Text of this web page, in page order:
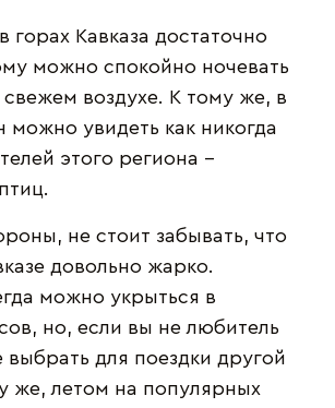
горах Кавказа достаточно
можно спокойно ночевать
свежем воздухе. К тому же, в
можно увидеть как никогда
этого региона –
не стоит забывать, что
довольно жарко.
можно укрыться в
но, если вы не любитель
для поездки другой
же, летом на популярных